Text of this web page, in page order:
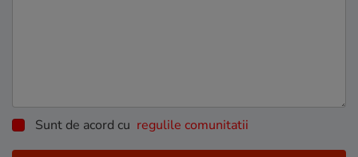
Sunt de acord cu regulile comunitatii